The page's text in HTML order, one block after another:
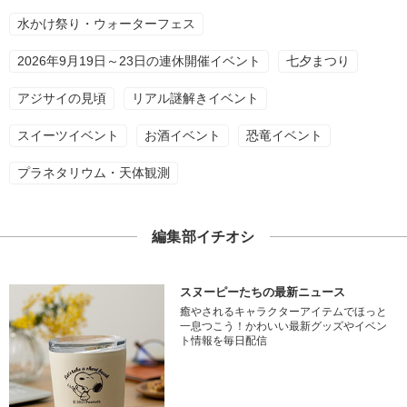
水かけ祭り・ウォーターフェス
2026年9月19日～23日の連休開催イベント 七夕まつり
アジサイの見頃 リアル謎解きイベント
スイーツイベント お酒イベント 恐竜イベント
プラネタリウム・天体観測
編集部イチオシ
スヌーピーたちの最新ニュース
癒やされるキャラクターアイテムでほっと
一息つこう！かわいい最新グッズやイベン
ト情報を毎日配信